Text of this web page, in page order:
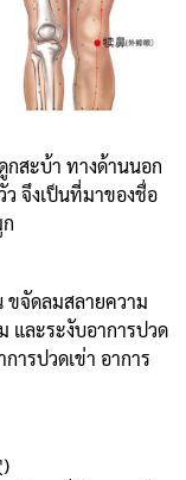
กสะบ้า ทางด้านนอก
จึงเป็นที่มาของชื่อ
จัดลมสลายความ
และระงับอาการปวด
ารปวดเข่า อาการ